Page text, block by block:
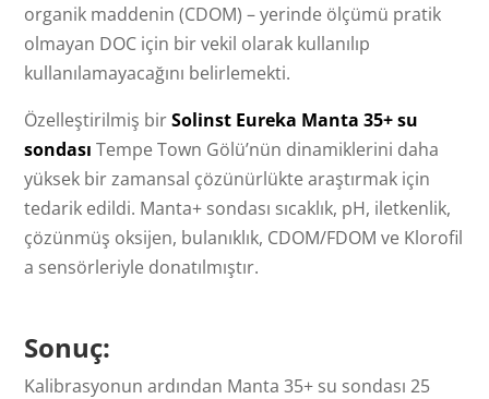
organik maddenin (CDOM) – yerinde ölçümü pratik
olmayan DOC için bir vekil olarak kullanılıp
kullanılamayacağını belirlemekti.
Özelleştirilmiş birSolinst Eureka Manta 35+ su
sondası Tempe Town Gölü’nün dinamiklerini daha
yüksek bir zamansal çözünürlükte araştırmak için
tedarik edildi. Manta+ sondası sıcaklık, pH, iletkenlik,
çözünmüş oksijen, bulanıklık, CDOM/FDOM ve Klorofil
a sensörleriyle donatılmıştır.
Sonuç:
Kalibrasyonun ardından Manta 35+ su sondası 25